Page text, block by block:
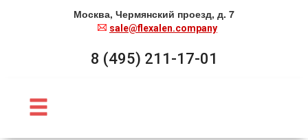
Москва, Чермянский проезд, д. 7
sale@flexalen.company
8 (495) 211-17-01